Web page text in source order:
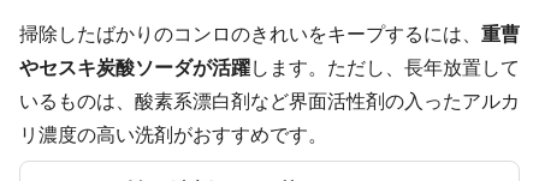
掃除したばかりのコンロのきれいをキープするには、 重曹
やセスキ炭酸ソーダが活躍します。ただし、長年放置して
いるものは、酸素系漂白剤など界面活性剤の入ったアルカ
リ濃度の高い洗剤がおすすめです。